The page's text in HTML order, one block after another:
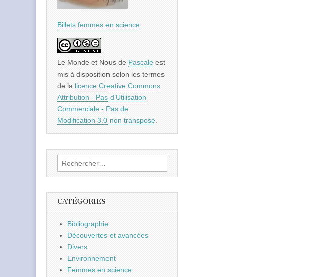
Billets femmes en science
Le Monde et Nous de Pascale est
mis à disposition selon les termes
de la licence Creative Commons
Attribution - Pas d’Utilisation
Commerciale - Pas de
Modification 3.0 non transposé.
Rechercher :
CATÉGORIES
Bibliographie
Découvertes et avancées
Divers
Environnement
Femmes en science